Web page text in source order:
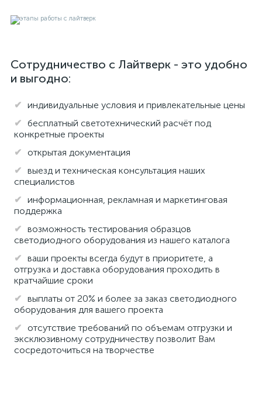
Сотрудничество с Лайтверк - это удобно
и выгодно:
индивидуальные условия и привлекательные цены
бесплатный светотехнический расчёт под
конкретные проекты
открытая документация
выезд и техническая консультация наших
специалистов
информационная, рекламная и маркетинговая
поддержка
возможность тестирования образцов
светодиодного оборудования из нашего каталога
ваши проекты всегда будут в приоритете, а
отгрузка и доставка оборудования проходить в
кратчайшие сроки
выплаты от 20% и более за заказ светодиодного
оборудования для вашего проекта
отсутствие требований по объемам отгрузки и
эксклюзивному сотрудничеству позволит Вам
сосредоточиться на творчестве